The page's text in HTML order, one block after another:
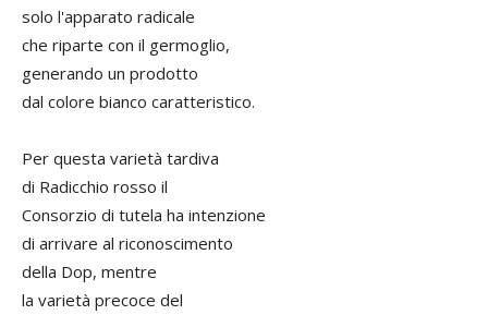
solo l'apparato radicale
che riparte con il germoglio,
generando un prodotto
dal colore bianco caratteristico.
Per questa varietà tardiva
di Radicchio rosso il
Consorzio di tutela ha intenzione
di arrivare al riconoscimento
della Dop, mentre
la varietà precoce del